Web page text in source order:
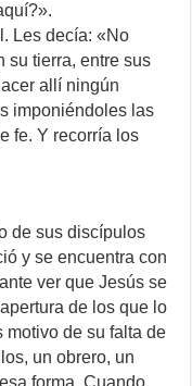
Les decía: «No
su tierra, entre sus
allí ningún
imponiéndoles las
fe. Y recorría los
de sus discípulos
y se encuentra con
ver que Jesús se
de los que lo
motivo de su falta de
un obrero, un